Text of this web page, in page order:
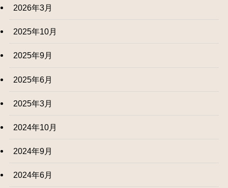
2026年3月
2025年10月
2025年9月
2025年6月
2025年3月
2024年10月
2024年9月
2024年6月